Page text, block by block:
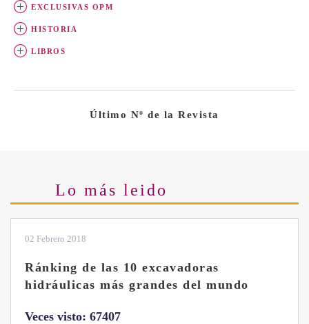
EXCLUSIVAS OPM
HISTORIA
LIBROS
Último Nº de la Revista
Lo más leido
28 Enero 2019
Las ventajas de la excavadora Yanmar
B7 Sigma-6
Veces visto: 32216